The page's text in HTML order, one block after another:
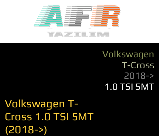
Volkswagen
T-Cross
2018->
1.0 TSI 5MT
Volkswagen T-
Cross 1.0 TSI 5MT
(2018->)